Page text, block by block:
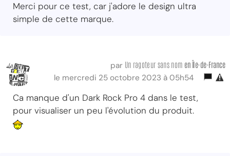
Merci pour ce test, car j'adore le design ultra
simple de cette marque.
par Un ragoteur sans nom en Île-de-France
le mercredi 25 octobre 2023 à 05h54
Ca manque d'un Dark Rock Pro 4 dans le test,
pour visualiser un peu l'évolution du produit.